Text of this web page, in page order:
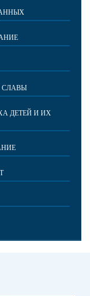
СЛАВЫ
ДЕТЕЙ И ИХ